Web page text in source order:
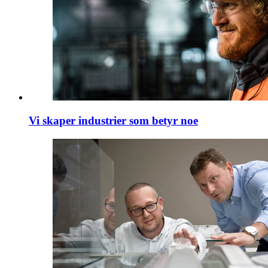
Vi skaper industrier som betyr noe